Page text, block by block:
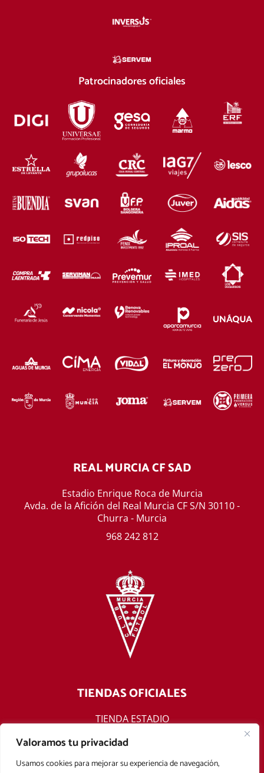
Valoramos tu privacidad
Usamos cookies para mejorar su experiencia de navegación,
Patrocinadores oficiales
REAL MURCIA CF SAD
Estadio Enrique Roca de Murcia
Avda. de la Afición del Real Murcia CF S/N 30110 -
Churra - Murcia
968 242 812
TIENDAS OFICIALES
TIENDA ESTADIO
TIENDA ONLINE
F T Y I